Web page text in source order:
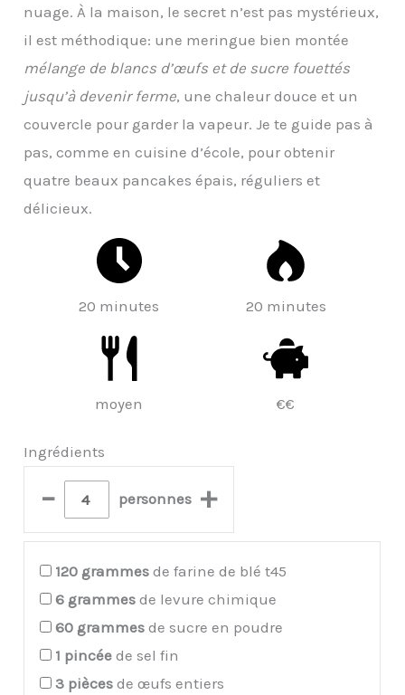
nuage. À la maison, le secret n’est pas mystérieux,
il est méthodique: une meringue bien montée
mélange de blancs d’œufs et de sucre fouettés
jusqu’à devenir ferme, une chaleur douce et un
couvercle pour garder la vapeur. Je te guide pas à
pas, comme en cuisine d’école, pour obtenir
quatre beaux pancakes épais, réguliers et
délicieux.
20 minutes 20 minutes
moyen €€
Ingrédients
– personnes +
120 grammes de farine de blé t45
6 grammes de levure chimique
60 grammes de sucre en poudre
1 pincée de sel fin
3 pièces de œufs entiers